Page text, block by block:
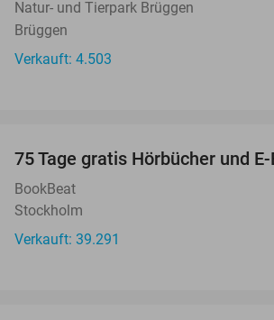
Natur- und Tierpark Brüggen
Brüggen
Verkauft: 4.503
75 Tage gratis Hörbücher und
BookBeat
Stockholm
Verkauft: 39.291